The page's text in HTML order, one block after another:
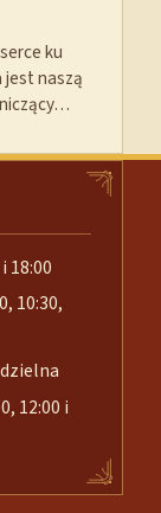
ku
naszą
18:00
10:30,
12:00 i